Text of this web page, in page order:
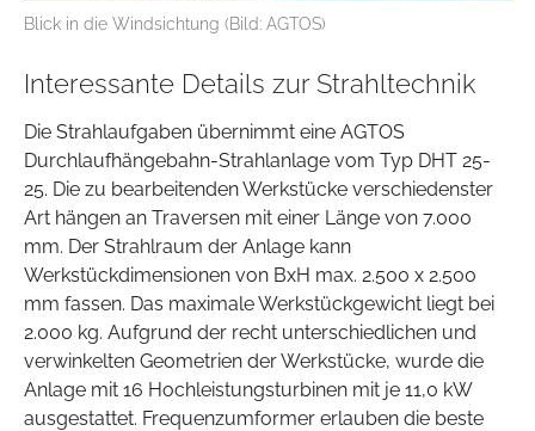
Blick in die Windsichtung (Bild: AGTOS)
Interessante Details zur Strahltechnik
Die Strahlaufgaben übernimmt eine AGTOS
Durchlaufhängebahn-Strahlanlage vom Typ DHT 25-
25. Die zu bearbeitenden Werkstücke verschiedenster
Art hängen an Traversen mit einer Länge von 7.000
mm. Der Strahlraum der Anlage kann
Werkstückdimensionen von BxH max. 2.500 x 2.500
mm fassen. Das maximale Werkstückgewicht liegt bei
2.000 kg. Aufgrund der recht unterschiedlichen und
verwinkelten Geometrien der Werkstücke, wurde die
Anlage mit 16 Hochleistungsturbinen mit je 11,0 kW
ausgestattet. Frequenzumformer erlauben die beste